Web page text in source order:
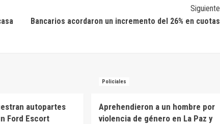
Siguiente
Bancarios acordaron un incremento del 26% en cuotas
autopartes
Ford Escort
Policiales
Aprehendieron a un hombre por
violencia de género en La Paz y